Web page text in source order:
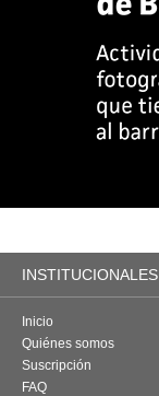
INSTITUCIONALES
Inicio
Quiénes somos
Suscripción
FAQ